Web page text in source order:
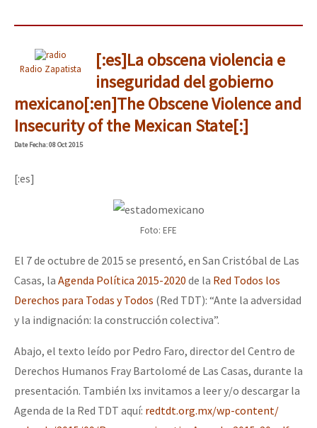
Radio Zapatista
[:es]La obscena violencia e
inseguridad del gobierno
mexicano[:en]The Obscene Violence and
Insecurity of the Mexican State[:]
DateFecha: 08 Oct 2015
[:es]
Foto: EFE
El 7 de octubre de 2015 se presentó, en San Cristóbal de Las
Casas, la Agenda Política 2015-2020 de la Red Todos los
Derechos para Todas y Todos (Red TDT): “Ante la adversidad
y la indignación: la construcción colectiva”.
Abajo, el texto leído por Pedro Faro, director del Centro de
Derechos Humanos Fray Bartolomé de Las Casas, durante la
presentación. También lxs invitamos a leer y/o descargar la
Agenda de la Red TDT aquí: redtdt.org.mx/wp-content/